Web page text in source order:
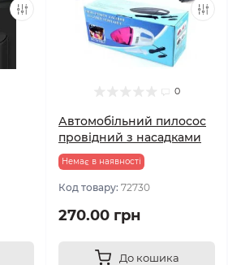
0
Автомобільний пилосос
провідний з насадками
Немає в наявності
Код товару: 72730
270.00 грн
До кошика